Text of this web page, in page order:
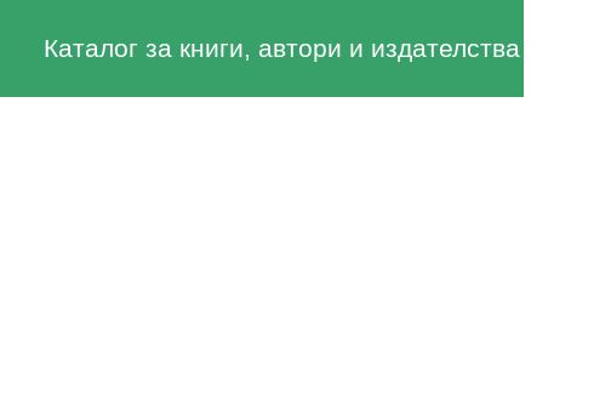
Каталог за книги, автори и издателства